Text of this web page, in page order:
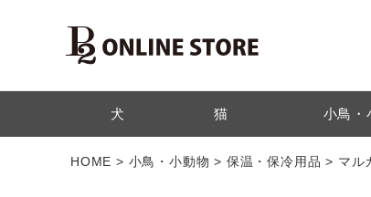
検索
犬 猫 小鳥・
HOME 小鳥・小動物 保温・保冷用品 マル